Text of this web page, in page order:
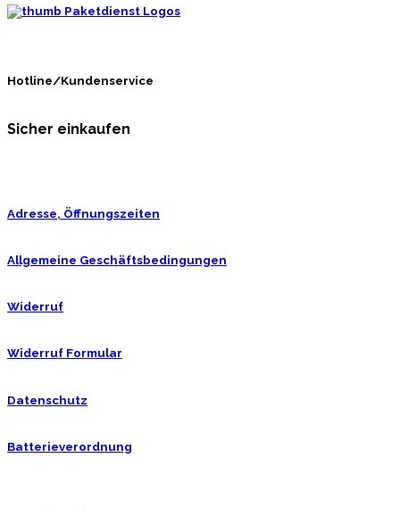
Hotline/Kundenservice
Sicher einkaufen
Adresse, Öffnungszeiten
Allgemeine Geschäftsbedingungen
Widerruf
Widerruf Formular
Datenschutz
Batterieverordnung